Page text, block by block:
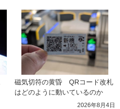
磁気切符の黄昏　QRコード改札
はどのように動いているのか
2026年8月4日